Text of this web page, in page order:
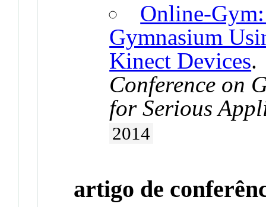
Online-
Gymnasium
Kinect Devices
Conference on
for Serious
2014
artigo de